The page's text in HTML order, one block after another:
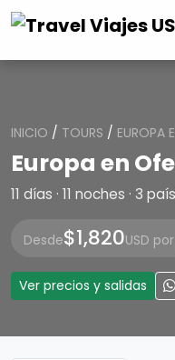
INICIO / TOURS / EUROPA
Europa en
11 días · 11 noches · 3
Desde$1,820USD
Ver precios y salidas